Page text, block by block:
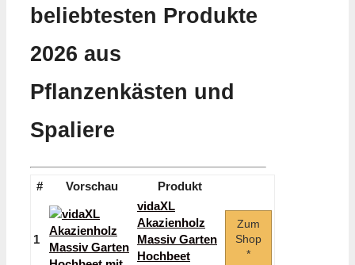
beliebtesten Produkte
2026 aus
Pflanzenkästen und
Spaliere
# Vorschau Produkt
1
vidaXL
Akazienholz
Massiv Garten
Hochbeet
Zum
Shop
*